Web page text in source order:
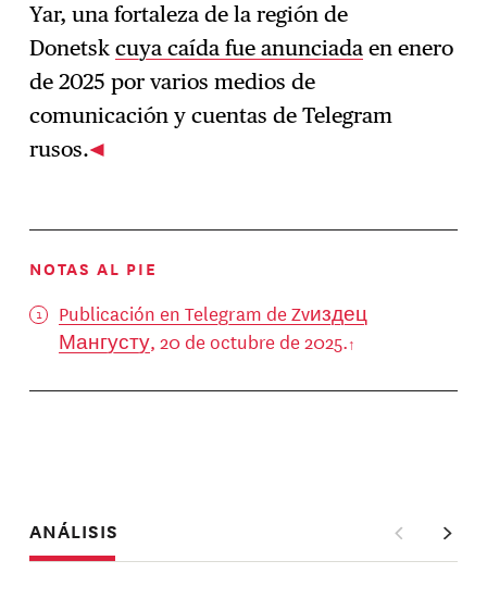
Yar, una fortaleza de la región de
Donetskcuya caída fue anunciada en enero
de 2025 por varios medios de
comunicación y cuentas de Telegram
rusos.
NOTAS AL PIE
Publicación en Telegram de Zvиздец
Мангусту, 20 de octubre de 2025.
ANÁLISIS